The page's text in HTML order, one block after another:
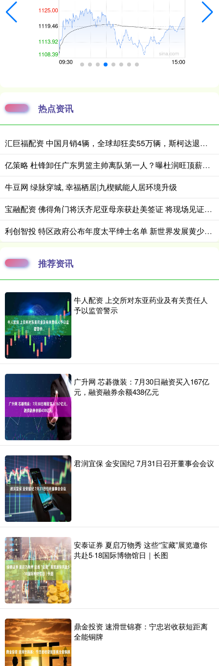
热点资讯
汇巨福配资 中国月销4辆，全球却狂卖55万辆，斯柯达退出中国反而混得更好了？
亿策略 杜锋卸任广东男篮主帅离队第一人？曝杜润旺顶薪加盟南京同曦
牛豆网 绿脉穿城, 幸福栖居|九楔赋能人居环境升级
宝融配资 佛得角门将沃齐尼亚母亲获赴美签证 将现场见证儿子世界杯征程｜封面头条
利创智投 特区政府公布年度太平绅士名单 新世界发展黄少媚荣膺委任
推荐资讯
牛人配资 上交所对东亚药业及有关责任人
予以监管警示
广升网 芯碁微装：7月30日融资买入167亿
元，融资融券余额438亿元
君润宜保 金安国纪 7月31日召开董事会会议
安泰证券 夏启万物秀 这些“宝藏”展览邀你
共赴5·18国际博物馆日｜长图
鼎金投资 速滑世锦赛：宁忠岩收获短距离
全能铜牌